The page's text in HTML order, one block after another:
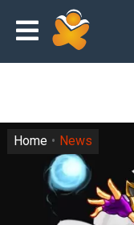
Home News